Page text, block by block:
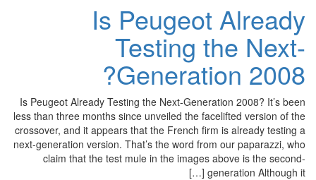
Is Peugeot Already
Testing the Next-
Generation 2008?
Is Peugeot Already Testing the Next-Generation 2008? It’s been
less than three months since unveiled the facelifted version of the
crossover, and it appears that the French firm is already testing a
next-generation version. That’s the word from our paparazzi, who
claim that the test mule in the images above is the second-
generation Although it […]